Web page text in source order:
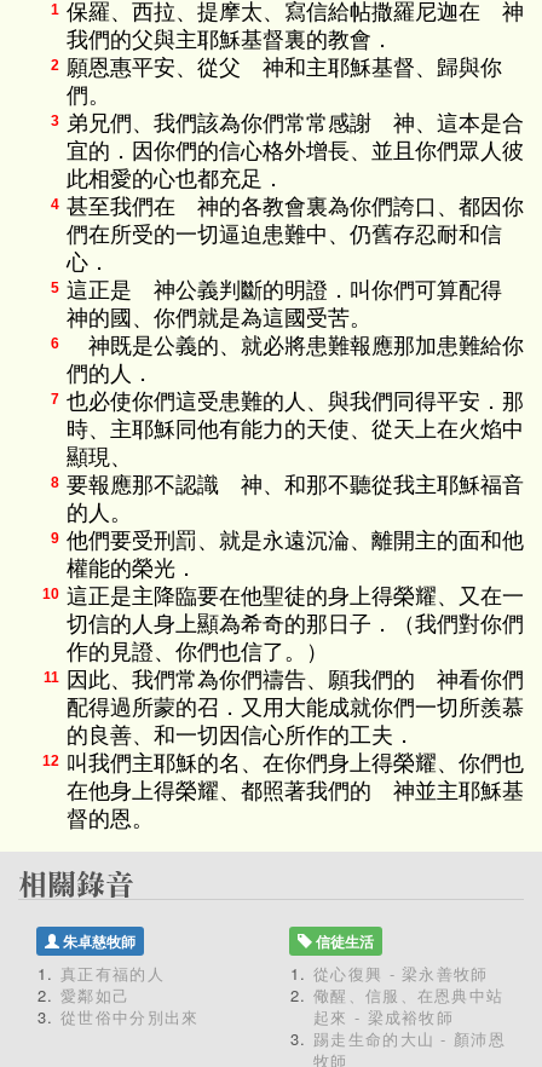
1 保羅、西拉、提摩太、寫信給帖撒羅尼迦在 神
我們的父與主耶穌基督裏的教會．
2 願恩惠平安、從父 神和主耶穌基督、歸與你
們。
3 弟兄們、我們該為你們常常感謝 神、這本是合
宜的．因你們的信心格外增長、並且你們眾人彼
此相愛的心也都充足．
4 甚至我們在 神的各教會裏為你們誇口、都因你
們在所受的一切逼迫患難中、仍舊存忍耐和信
心．
5 這正是 神公義判斷的明證．叫你們可算配得
神的國、你們就是為這國受苦。
6
神既是公義的、就必將患難報應那加患難給你
們的人．
7 也必使你們這受患難的人、與我們同得平安．那
時、主耶穌同他有能力的天使、從天上在火焰中
顯現、
8 要報應那不認識 神、和那不聽從我主耶穌福音
的人。
9 他們要受刑罰、就是永遠沉淪、離開主的面和他
權能的榮光．
10 這正是主降臨要在他聖徒的身上得榮耀、又在一
切信的人身上顯為希奇的那日子．（我們對你們
作的見證、你們也信了。）
11
因此、我們常為你們禱告、願我們的 神看你們
配得過所蒙的召．又用大能成就你們一切所羨慕
的良善、和一切因信心所作的工夫．
12 叫我們主耶穌的名、在你們身上得榮耀、你們也
在他身上得榮耀、都照著我們的 神並主耶穌基
督的恩。
朱卓慈牧師
真正有福的人
愛鄰如己
從世俗中分別出來
信徒生活
從心復興 - 梁永善牧師
儆醒、信服、在恩典中站
起來 - 梁成裕牧師
踢走生命的大山 - 顏沛恩
牧師